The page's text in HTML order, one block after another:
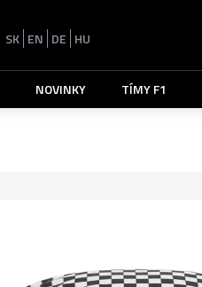
SK EN DE HU
NOVINKY TÍMY F1